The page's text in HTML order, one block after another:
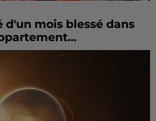
d'un mois blessé dans